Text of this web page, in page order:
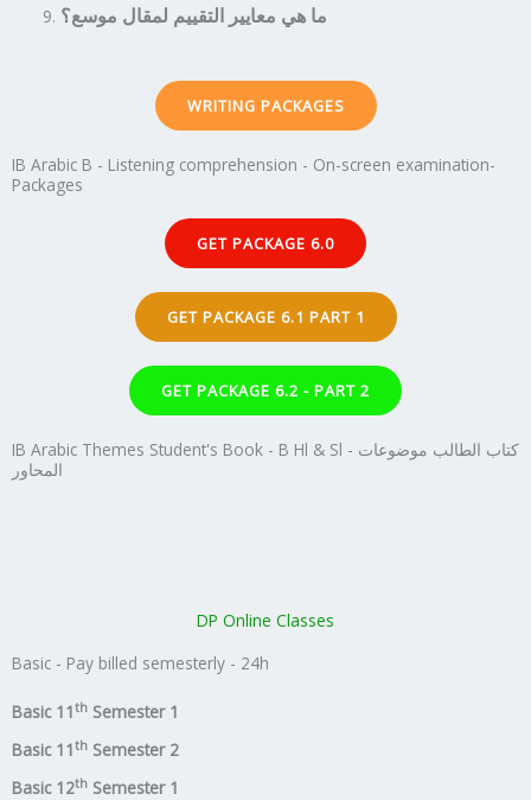
ما هي معايير التقييم لمقال موسع؟
WRITING PACKAGES
IB Arabic B - Listening comprehension - On-screen examination-
Packages
GET PACKAGE 6.0
GET PACKAGE 6.1 PART 1
GET PACKAGE 6.2 - PART 2
IB Arabic Themes Student's Book - B Hl & Sl - كتاب الطالب موضوعات
المحاور
DP Online Classes
Basic - Pay billed semesterly - 24h
Basic 11th Semester 1
Basic 11th Semester 2
Basic 12th Semester 1